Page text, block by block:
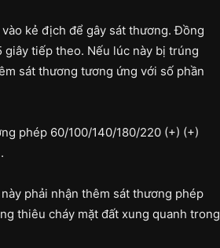
kẻ địch để gây sát thương. Đồng
tiếp theo. Nếu lúc này bị trúng
sát thương tương ứng với số phần
phép 60/100/140/180/220 (+) (+)
phải nhận thêm sát thương phép
thiêu cháy mặt đất xung quanh trong